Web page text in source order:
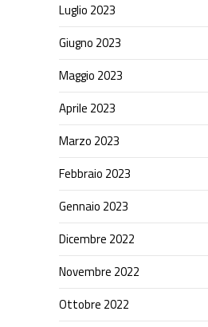
Luglio 2023
Giugno 2023
Maggio 2023
Aprile 2023
Marzo 2023
Febbraio 2023
Gennaio 2023
Dicembre 2022
Novembre 2022
Ottobre 2022